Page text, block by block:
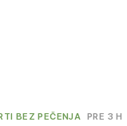
BEZ PEČENJA PRE 3 H